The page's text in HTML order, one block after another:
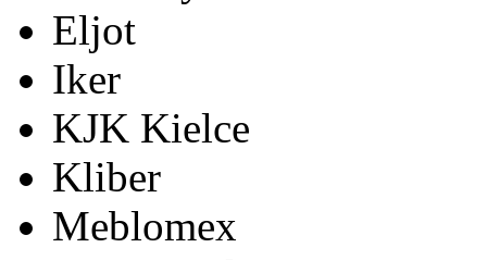
Eljot
Iker
KJK Kielce
Kliber
Meblomex